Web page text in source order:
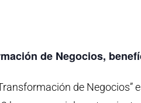
de Negocios,
de Negocios”